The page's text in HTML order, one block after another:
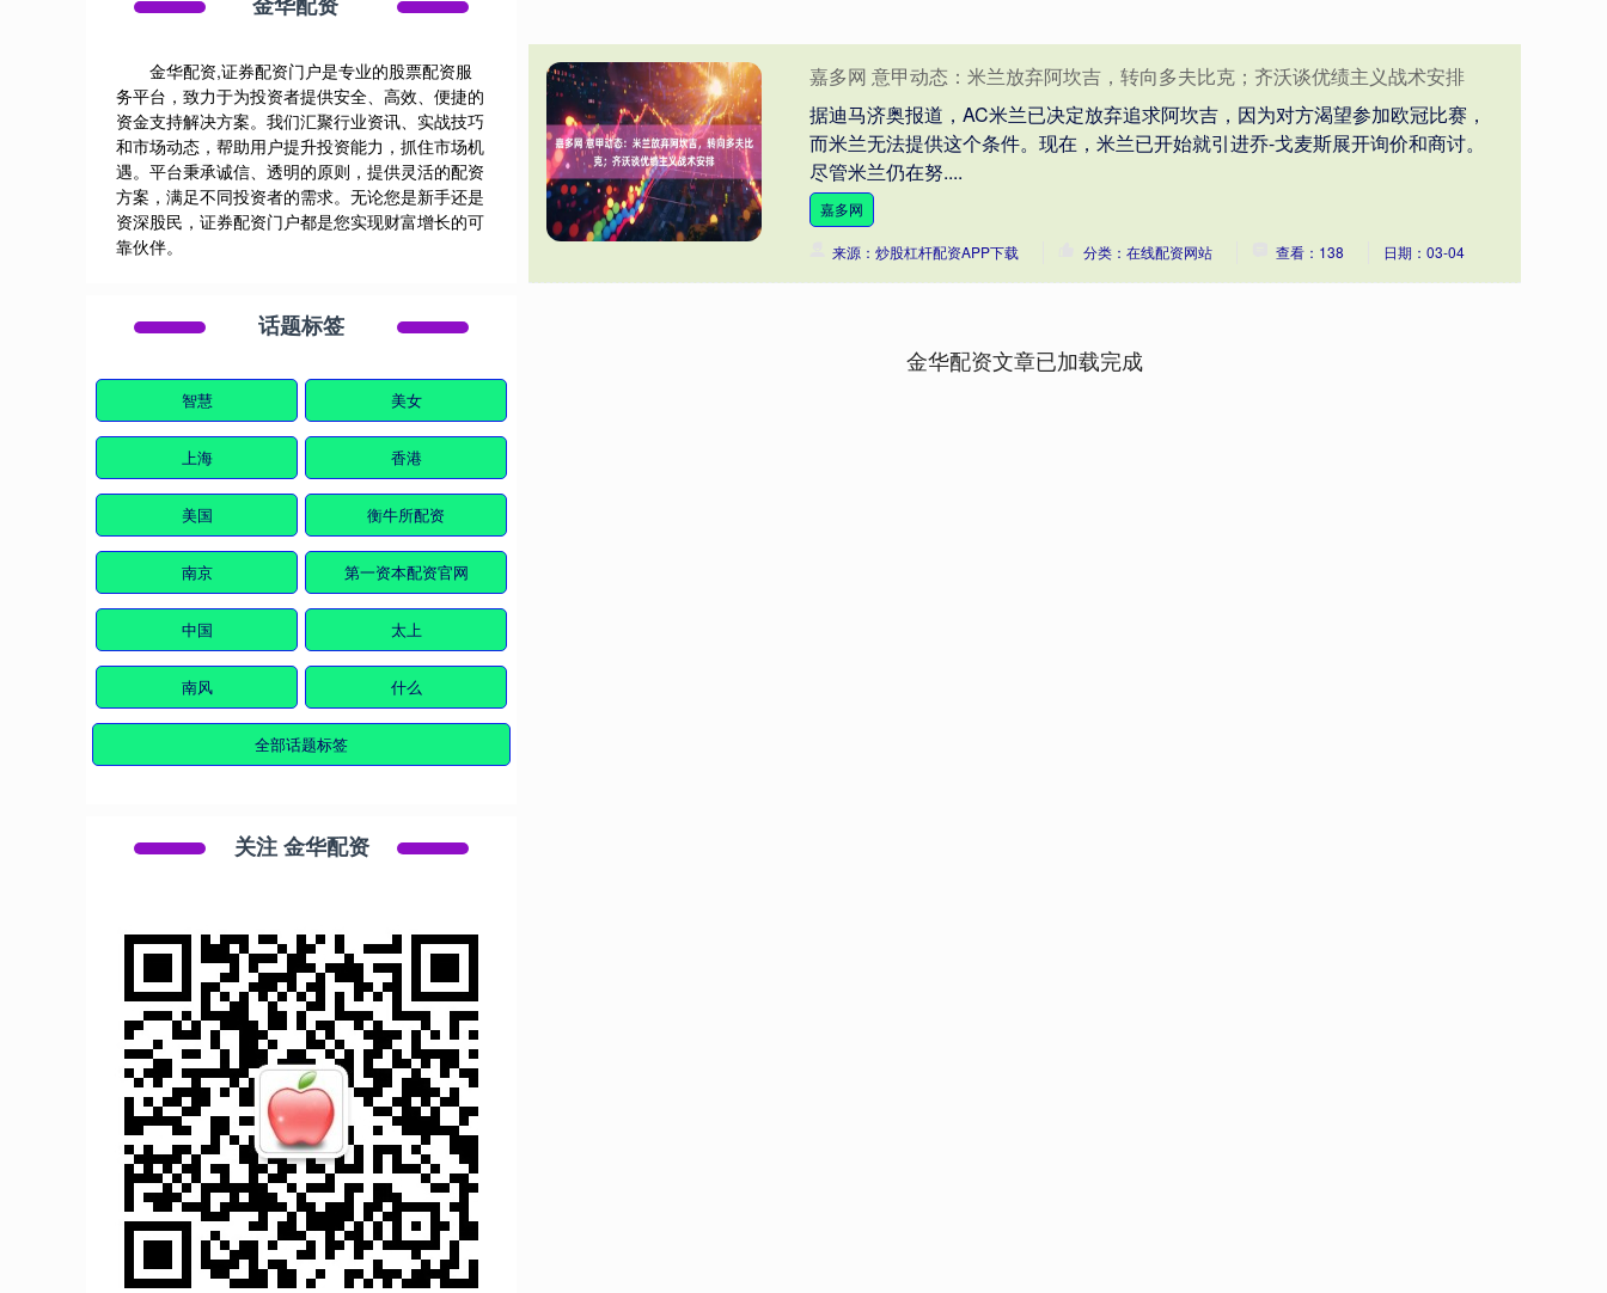
嘉多网 意甲动态：米兰放弃阿坎吉，转向多夫比克；齐沃谈优绩主义战术安排
据迪马济奥报道，AC米兰已决定放弃追求阿坎吉，因为对方渴望参加欧冠比赛，
而米兰无法提供这个条件。现在，米兰已开始就引进乔-戈麦斯展开询价和商讨。
尽管米兰仍在努....
嘉多网
来源：炒股杠杆配资APP下载 分类：在线配资网站 查看：138 日期：03-04
金华配资文章已加载完成
金华配资,证券配资门户是专业的股票配资服
务平台，致力于为投资者提供安全、高效、便捷的
资金支持解决方案。我们汇聚行业资讯、实战技巧
和市场动态，帮助用户提升投资能力，抓住市场机
遇。平台秉承诚信、透明的原则，提供灵活的配资
方案，满足不同投资者的需求。无论您是新手还是
资深股民，证券配资门户都是您实现财富增长的可
靠伙伴。
话题标签
智慧 美女
上海 香港
美国 衡牛所配资
南京 第一资本配资官网
中国 太上
南风 什么
全部话题标签
关注 金华配资